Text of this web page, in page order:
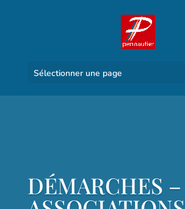
Sélectionner une page
DÉMARCHES –